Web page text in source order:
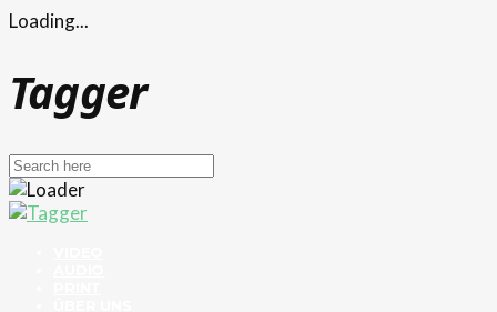
Loading...
Tagger